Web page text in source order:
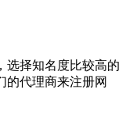
选择知名度比较高的
的代理商来注册网